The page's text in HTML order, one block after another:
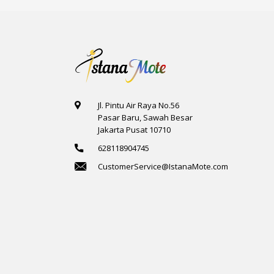
Jl. Pintu Air Raya No.56
Pasar Baru, Sawah Besar
Jakarta Pusat 10710
628118904745
CustomerService@IstanaMote.com